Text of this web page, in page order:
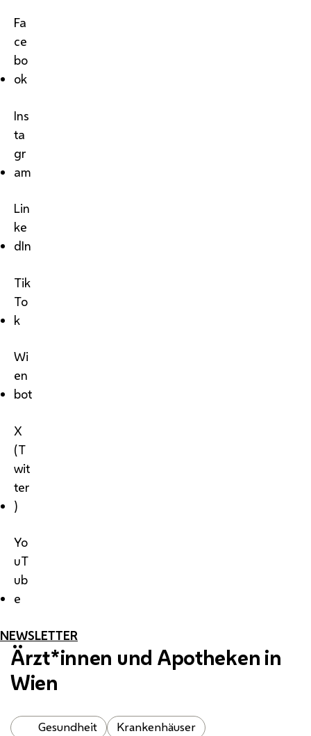
Fa
ce
bo
ok
Ins
ta
gr
am
Lin
ke
dIn
Tik
To
k
Wi
en
bot
X
(T
wit
ter
)
Yo
uT
ub
e
NEWSLETTER
Ärzt*innen und Apotheken in
Wien
Gesundheit Krankenhäuser